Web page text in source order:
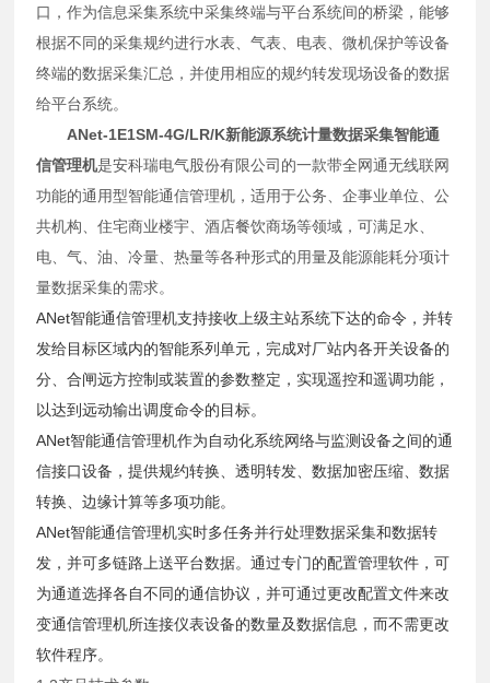
口，作为信息采集系统中采集终端与平台系统间的桥梁，能够
根据不同的采集规约进行水表、气表、电表、微机保护等设备
终端的数据采集汇总，并使用相应的规约转发现场设备的数据
给平台系统。
ANet-1E1SM-4G/LR/K新能源系统计量数据采集智能通
信管理机是安科瑞电气股份有限公司的一款带全网通无线联网
功能的通用型智能通信管理机，适用于公务、企事业单位、公
共机构、住宅商业楼宇、酒店餐饮商场等领域，可满足水、
电、气、油、冷量、热量等各种形式的用量及能源能耗分项计
量数据采集的需求。
ANet智能通信管理机支持接收上级主站系统下达的命令，并转
发给目标区域内的智能系列单元，完成对厂站内各开关设备的
分、合闸远方控制或装置的参数整定，实现遥控和遥调功能，
以达到远动输出调度命令的目标。
ANet智能通信管理机作为自动化系统网络与监测设备之间的通
信接口设备，提供规约转换、透明转发、数据加密压缩、数据
转换、边缘计算等多项功能。
ANet智能通信管理机实时多任务并行处理数据采集和数据转
发，并可多链路上送平台数据。通过专门的配置管理软件，可
为通道选择各自不同的通信协议，并可通过更改配置文件来改
变通信管理机所连接仪表设备的数量及数据信息，而不需更改
软件程序。